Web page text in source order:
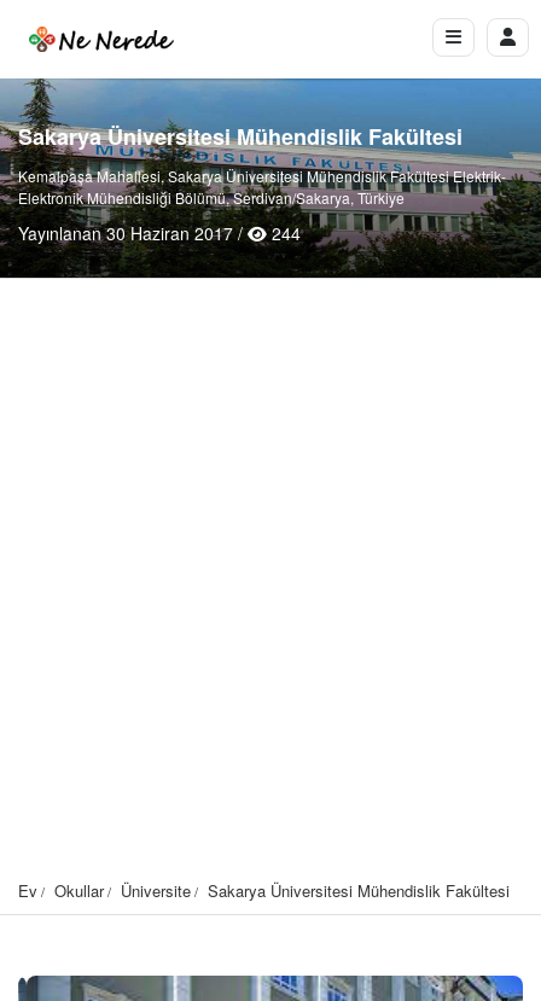
Sakarya Üniversitesi Mühendislik Fakültesi
Kemalpaşa Mahallesi, Sakarya Üniversitesi Mühendislik Fakültesi Elektrik-
Elektronik Mühendisliği Bölümü, Serdivan/Sakarya, Türkiye
Yayınlanan 30 Haziran 2017 / 244
Ev Okullar Üniversite Sakarya Üniversitesi Mühendislik Fakültesi